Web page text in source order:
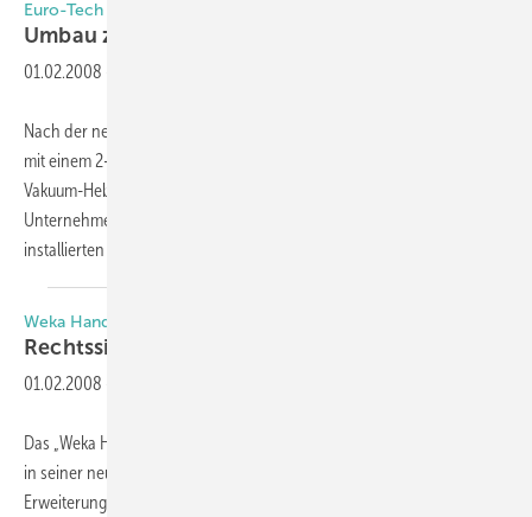
Euro-Tech Vakuum-, Hebe- und Transporttechnik
Umbau zu einem 2-Kreissystem ist
01.02.2008
Nach der neuen EU Sicherheitsvorschrift müssen Vakuum-Hebegeräte
mit einem 2-Kreissystem ausgerüstet sein. Bei einem Umbau der
Vakuum-Hebegeräte bleibt die Tragfähigkeit erhalten. Das
Unternehmen Euro-Tech ersetzt bei der Umrüstung die bisher
installierten Saugplatten durch Saugplatten
Weka Handwerksbüro
Rechtssichere
01.02.2008
Das „Weka Handwerksbüro“ ist überarbeitet worden und verfügt nun
in seiner neuen Version 7.0 über wertvolle Neuheiten und
Erweiterungen: Neben den aktualisierten Baupreisen für 2008 ist das